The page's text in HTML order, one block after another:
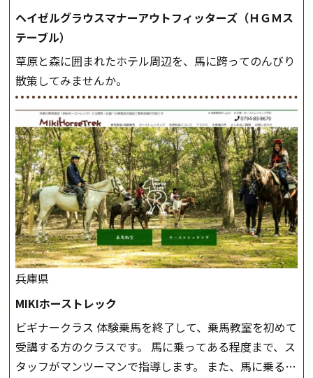
ヘイゼルグラウスマナーアウトフィッターズ（ＨＧＭス
テーブル）
草原と森に囲まれたホテル周辺を、馬に跨ってのんびり
散策してみませんか。
兵庫県
MIKIホーストレック
ビギナークラス 体験乗馬を終了して、乗馬教室を初めて
受講する方のクラスです。 馬に乗ってある程度まで、ス
タッフがマンツーマンで指導します。 また、馬に乗るだ